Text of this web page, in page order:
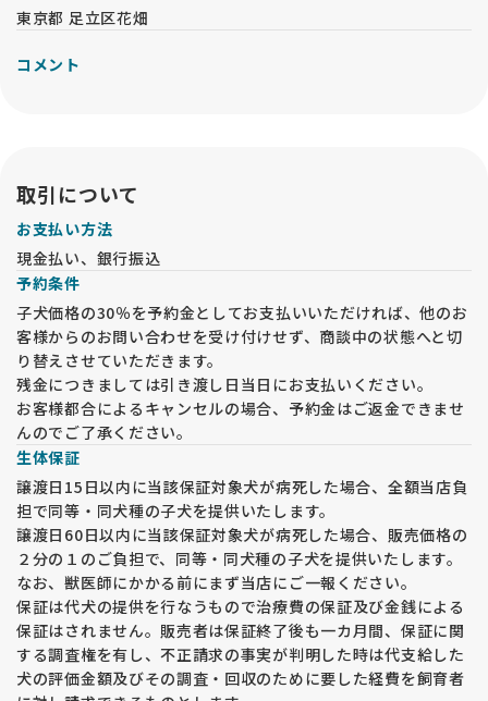
東京都 足立区花畑
コメント
取引について
お支払い方法
現金払い、銀行振込
予約条件
子犬価格の30％を予約金としてお支払いいただければ、他のお
客様からのお問い合わせを受け付けせず、商談中の状態へと切
り替えさせていただきます。
残金につきましては引き渡し日当日にお支払いください。
お客様都合によるキャンセルの場合、予約金はご返金できませ
んのでご了承ください。
生体保証
譲渡日15日以内に当該保証対象犬が病死した場合、全額当店負
担で同等・同犬種の子犬を提供いたします。
譲渡日60日以内に当該保証対象犬が病死した場合、販売価格の
２分の１のご負担で、同等・同犬種の子犬を提供いたします。
なお、獣医師にかかる前にまず当店にご一報ください。
保証は代犬の提供を行なうもので治療費の保証及び金銭による
保証はされません。販売者は保証終了後も一カ月間、保証に関
する調査権を有し、不正請求の事実が判明した時は代支給した
犬の評価金額及びその調査・回収のために要した経費を飼育者